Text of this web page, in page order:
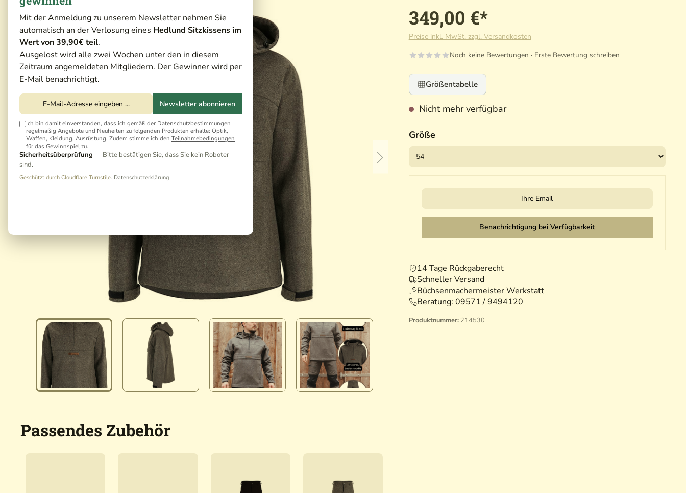
Mit der Anmeldung zu unserem Newsletter nehmen Sie
automatisch an der Verlosung eines Hedlund Sitzkissens im
Wert von 39,90€ teil.
Ausgelost wird alle zwei Wochen unter den in diesem
Zeitraum angemeldeten Mitgliedern. Der Gewinner wird per
E-Mail benachrichtigt.
Newsletter abonnieren
Ich bin damit einverstanden, dass ich gemäß der Datenschutzbestimmungen
regelmäßig Angebote und Neuheiten zu folgenden Produkten erhalte: Optik,
Waffen, Kleidung, Ausrüstung. Zudem stimme ich den Teilnahmebedingungen
für das Gewinnspiel zu.
Sicherheitsüberprüfung — Bitte bestätigen Sie, dass Sie kein Roboter
sind.
Geschützt durch Cloudflare Turnstile. Datenschutzerklärung
349,00 €*
Preise inkl. MwSt. zzgl. Versandkosten
Noch keine Bewertungen · Erste Bewertung schreiben
Größentabelle
Nicht mehr verfügbar
Größe
Benachrichtigung bei Verfügbarkeit
14 Tage Rückgaberecht
Schneller Versand
Büchsenmachermeister Werkstatt
Beratung: 09571 / 9494120
Produktnummer: 214530
Passendes Zubehör